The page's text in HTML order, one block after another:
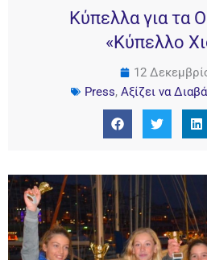
Κύπελλα για τα
«Κύπελλο
12
Press, Αξίζει να